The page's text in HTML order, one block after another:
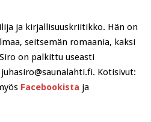
ja kirjallisuuskriitikko. Hän on
seitsemän romaania, kaksi
on palkittu useasti
Kotisivut:
Facebookista ja